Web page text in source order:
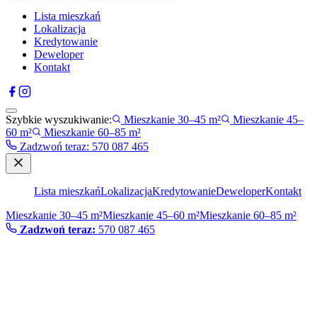
Lista mieszkań
Lokalizacja
Kredytowanie
Deweloper
Kontakt
Szybkie wyszukiwanie: Mieszkanie 30–45 m²
Mieszkanie 45–
60 m²
Mieszkanie 60–85 m²
Zadzwoń teraz: 570 087 465
Lista mieszkańLokalizacjaKredytowanieDeweloperKontakt
Mieszkanie 30–45 m²Mieszkanie 45–60 m²Mieszkanie 60–85 m²
Zadzwoń teraz: 570 087 465